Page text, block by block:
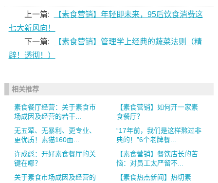
上一篇:
【素食营销】年轻即未来，95后饮食消费这
七大新风向！
下一篇:
【素食营销】管理学上经典的蔬菜法则（精
辟！透彻！）
相关推荐
素食餐厅经营：关于素食市
场成因及经营的若干...
【素食营销】如何开一家素
食餐厅？
无五荤、无暴利、更专业、
更优质！素猫160面...
“17年前，我们是这样熬过非
典的！”6个老牌餐...
许成彪：开好素食餐厅的关
键在哪？
【素食营销】餐饮店长的苦
恼：对员工太严留不...
关于素食市场成因及经营的
【素食热点新闻】热切素